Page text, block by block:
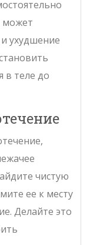
может
ухудшение
в теле до
чистую
ее к месту
Делайте это